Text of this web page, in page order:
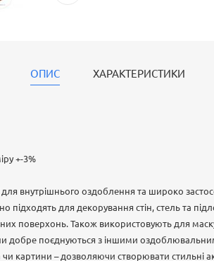
ОПИС ХАРАКТЕРИСТИКИ
+-3%
для внутрішнього оздоблення та широко
підходять для декорування стін, стель та
поверхонь. Також використовують для
добре поєднуються з іншими
картини – дозволяючи створювати стильні